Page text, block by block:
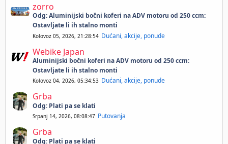
zorro
Odg: Aluminijski bočni koferi na ADV motoru od 250 ccm:
Ostavljate li ih stalno monti
Kolovoz 05, 2026, 21:28:54 Dućani, akcije, ponude
Webike Japan
Aluminijski bočni koferi na ADV motoru od 250 ccm:
Ostavljate li ih stalno monti
Kolovoz 04, 2026, 05:34:53 Dućani, akcije, ponude
Grba
Odg: Plati pa se klati
Srpanj 14, 2026, 08:08:47 Putovanja
Grba
Odg: Plati pa se klati